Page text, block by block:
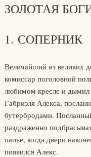
ЗОЛОТАЯ
1. СОПЕРНИК
Величайший из великих
комиссар поголовной
любимом кресле и
Габриэля Алекса,
бутербродами.
раздраженно
папье, когда двери
появился Алекс.